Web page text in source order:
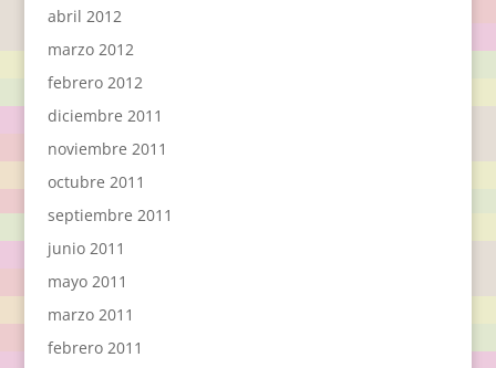
abril 2012
marzo 2012
febrero 2012
diciembre 2011
noviembre 2011
octubre 2011
septiembre 2011
junio 2011
mayo 2011
marzo 2011
febrero 2011